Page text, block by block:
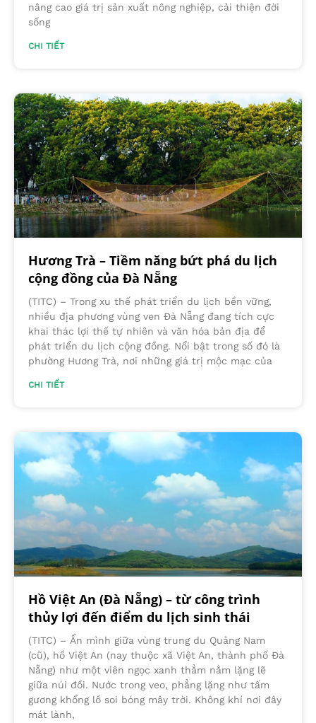
nâng cao giá trị sản xuất nông nghiệp, cải thiện đời
sống
CHI TIẾT
Hương Trà – Tiềm năng bứt phá du lịch
cộng đồng của Đà Nẵng
(TITC) – Trong xu thế phát triển du lịch bền vững,
nhiều địa phương vùng ven Đà Nẵng đang tích cực
khai thác lợi thế tự nhiên và văn hóa bản địa để
phát triển du lịch cộng đồng. Nổi bật trong số đó là
phường Hương Trà, nơi những giá trị mộc mạc của
CHI TIẾT
Hồ Việt An (Đà Nẵng) – từ công trình
thủy lợi đến điểm du lịch sinh thái
(TITC) – Ẩn mình giữa vùng trung du Quảng Nam
(cũ), hồ Việt An (nay thuộc xã Việt An, thành phố Đà
Nẵng) như một viên ngọc xanh thẳm nằm lặng lẽ
giữa núi đồi. Nước trong veo, phẳng lặng như tấm
gương khổng lồ soi bóng mây trời. Không khí nơi đây
mát lành,